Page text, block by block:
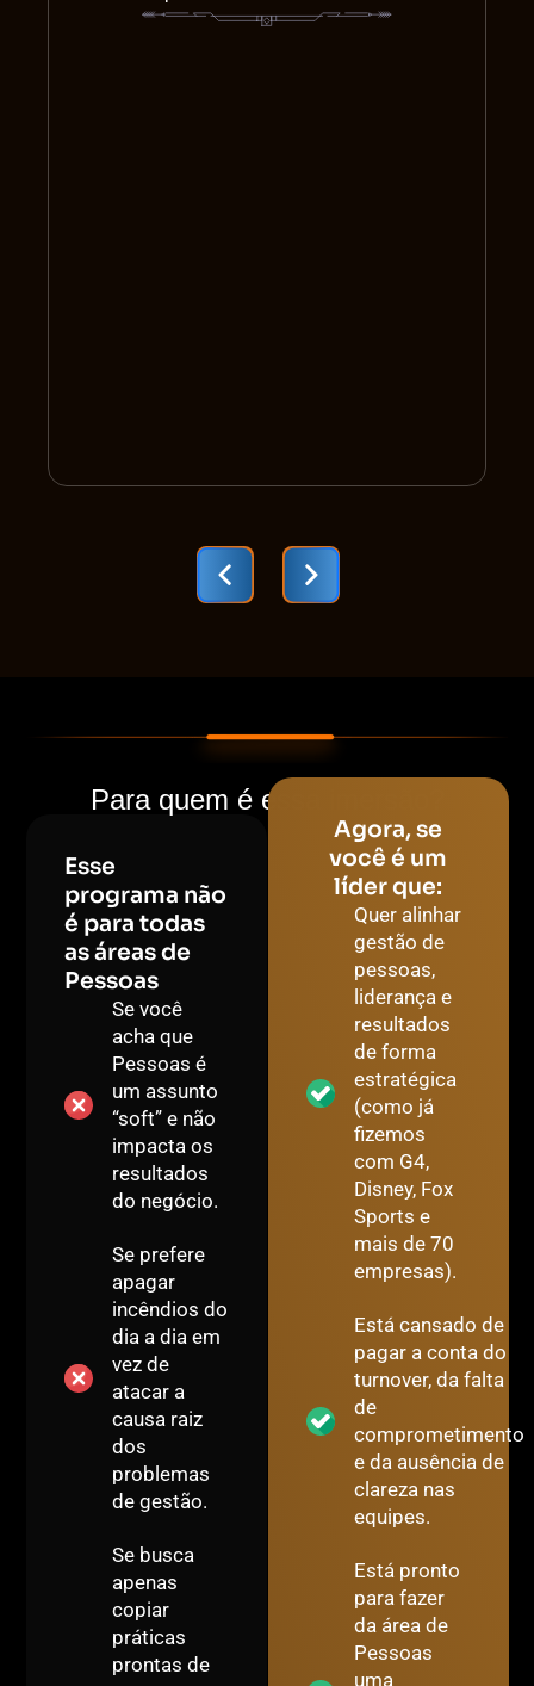
Para quem é essa imersão?
Esse
programa não
é para todas
as áreas de
Pessoas
Se você
acha que
Pessoas é
um assunto
“soft” e não
impacta os
resultados
do negócio.
Se prefere
apagar
incêndios do
dia a dia em
vez de
atacar a
causa raiz
dos
problemas
de gestão.
Se busca
apenas
copiar
práticas
prontas de
Agora, se
você é um
líder que:
Quer alinhar
gestão de
pessoas,
liderança e
resultados
de forma
estratégica
(como já
fizemos
com G4,
Disney, Fox
Sports e
mais de 70
empresas).
Está cansado de
pagar a conta do
turnover, da falta
de
comprometimento
e da ausência de
clareza nas
equipes.
Está pronto
para fazer
da área de
Pessoas
uma